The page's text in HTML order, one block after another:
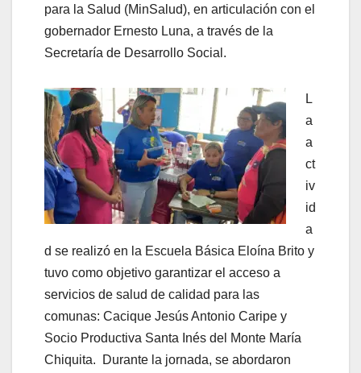
para la Salud (MinSalud), en articulación con el
gobernador Ernesto Luna, a través de la
Secretaría de Desarrollo Social.
L
a
a
ct
iv
id
a
d se realizó en la Escuela Básica Eloína Brito y
tuvo como objetivo garantizar el acceso a
servicios de salud de calidad para las
comunas: Cacique Jesús Antonio Caripe y
Socio Productiva Santa Inés del Monte María
Chiquita. Durante la jornada, se abordaron